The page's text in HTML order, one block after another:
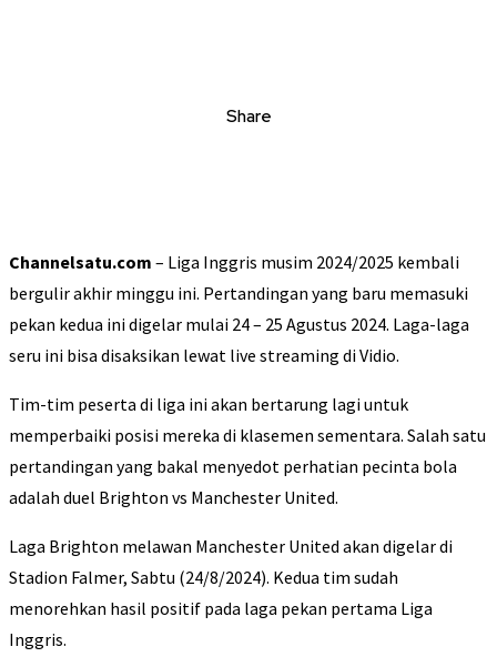
Share
Channelsatu.com – Liga Inggris musim 2024/2025 kembali
bergulir akhir minggu ini. Pertandingan yang baru memasuki
pekan kedua ini digelar mulai 24 – 25 Agustus 2024. Laga-laga
seru ini bisa disaksikan lewat live streaming di Vidio.
Tim-tim peserta di liga ini akan bertarung lagi untuk
memperbaiki posisi mereka di klasemen sementara. Salah satu
pertandingan yang bakal menyedot perhatian pecinta bola
adalah duel Brighton vs Manchester United.
Laga Brighton melawan Manchester United akan digelar di
Stadion Falmer, Sabtu (24/8/2024). Kedua tim sudah
menorehkan hasil positif pada laga pekan pertama Liga
Inggris.